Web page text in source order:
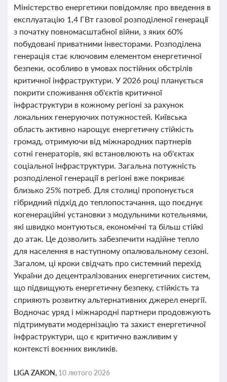
Міністерство енергетики повідомляє про введення в
експлуатацію 1,4 ГВт газової розподіленої генерації
з початку повномасштабної війни, з яких 60%
побудовані приватними інвесторами. Розподілена
генерація стає ключовим елементом енергетичної
безпеки, особливо в умовах постійних обстрілів
критичної інфраструктури. У 2026 році планується
покрити споживання об'єктів критичної
інфраструктури в кожному регіоні за рахунок
локальних генеруючих потужностей. Київська
область активно нарощує енергетичну стійкість
громад, отримуючи від міжнародних партнерів
сотні генераторів, які встановлюють на об'єктах
соціальної інфраструктури. Загальна потужність
розподіленої генерації в регіоні вже покриває
близько 25% потреб. Для столиці пропонується
гібридний підхід до теплопостачання, що поєднує
когенераційні установки з модульними котельнями,
які швидко монтуються, економічні та більш стійкі
до атак. Це дозволить забезпечити надійне тепло
для населення в наступному опалювальному сезоні.
Загалом, ці кроки свідчать про системний перехід
України до децентралізованих енергетичних систем,
що підвищують енергетичну безпеку, стійкість та
сприяють розвитку альтернативних джерел енергії.
Водночас уряд і міжнародні партнери продовжують
підтримувати модернізацію та захист енергетичної
інфраструктури, що є критично важливим у
контексті воєнних викликів.
LIGA ZAKON, 10 лютого 2026